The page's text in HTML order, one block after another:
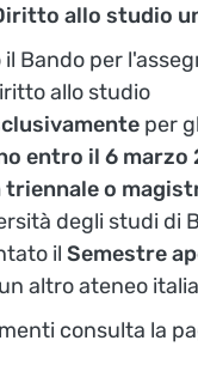
allo studio
Bando per
allo studio
per
entro il 6 marzo
o
degli studi di
il Semestre
altro ateneo
consulta la